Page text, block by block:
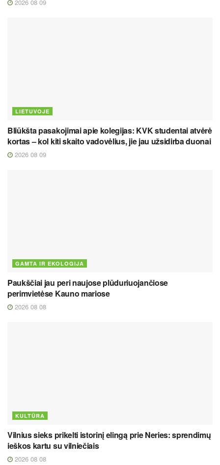
2026 08 09
LIETUVOJE
Bliūkšta pasakojimai apie kolegijas: KVK studentai atvėrė
kortas – kol kiti skaito vadovėlius, jie jau užsidirba duonai
2026 08 09
GAMTA IR EKOLOGIJA
Paukščiai jau peri naujose plūduriuojančiose
perimvietėse Kauno mariose
2026 08 08
KULTŪRA
Vilnius sieks prikelti istorinį elingą prie Neries: sprendimų
ieškos kartu su vilniečiais
2026 08 08